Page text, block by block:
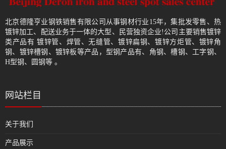
北京德隆亨业钢铁销售有限公司从事钢材行业15年，集批发零售、热
镀锌加工、配送业务于一体的大型、民营独资企业!公司主要销售镀锌
类产品有 镀锌管、焊管、无缝管、镀锌扁钢、镀锌方炬管、镀锌角
钢、镀锌槽钢、镀锌板等产品，型钢产品有、角钢、槽钢、工字钢、
H型钢、圆钢等 。
网站栏目
关于我们
产品展示